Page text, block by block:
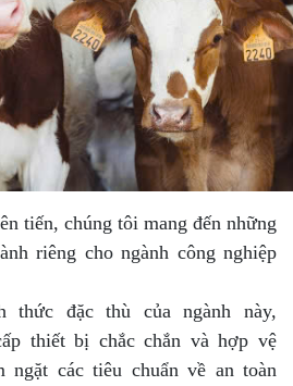
tiến, chúng tôi mang đến những
riêng cho ngành công nghiệp
thức đặc thù của ngành này,
thiết bị chắc chắn và hợp vệ
ngặt các tiêu chuẩn về an toàn